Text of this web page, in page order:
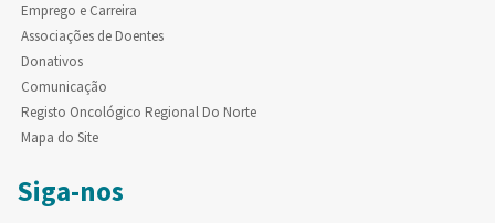
Emprego e Carreira
Associações de Doentes
Donativos
Comunicação
Registo Oncológico Regional Do Norte
Mapa do Site
Siga-nos